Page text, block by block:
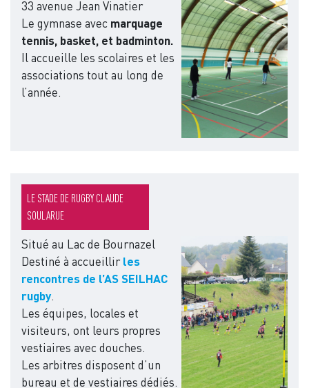
33 avenue Jean Vinatier
Le gymnase avec marquage
tennis, basket, et badminton.
Il accueille les scolaires et les
associations tout au long de
l’année.
LE STADE DE RUGBY CLAUDE
SOULARUE
Situé au Lac de Bournazel
Destiné à accueillirles
rencontres de l’AS SEILHAC
rugby.
Les équipes, locales et
visiteurs, ont leurs propres
vestiaires avec douches.
Les arbitres disposent d’un
bureau et de vestiaires dédiés.
Image